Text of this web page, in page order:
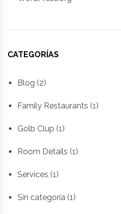
CATEGORÍAS
Blog (2)
Family Restaurants (1)
Golb Clup (1)
Room Details (1)
Services (1)
Sin categoría (1)